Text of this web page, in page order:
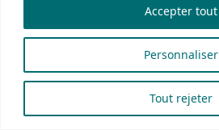
Personnaliser
Tout rejeter
Accepter tout
Extrait de :Tokonoma
Anne Marie Bélanger